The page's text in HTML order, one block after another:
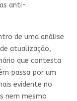
anti-
de uma análise
atualização,
que contesta
passa por um
evidente no
nem mesmo